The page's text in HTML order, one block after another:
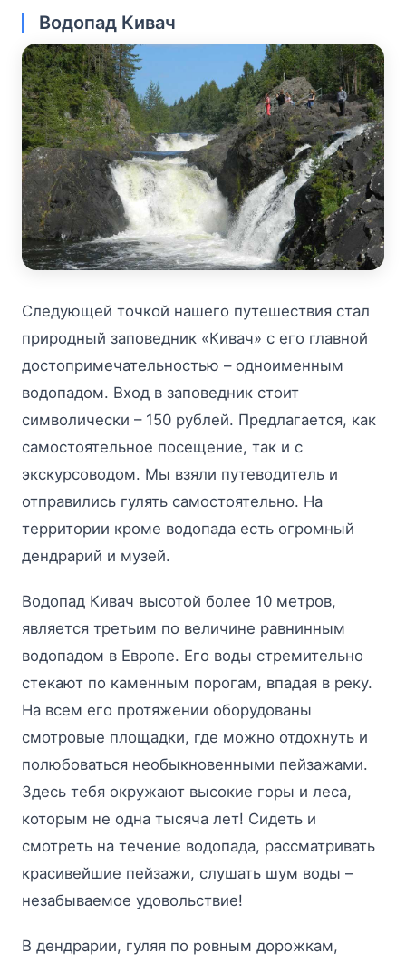
Водопад Кивач
Следующей точкой нашего путешествия стал
природный заповедник «Кивач» с его главной
достопримечательностью – одноименным
водопадом. Вход в заповедник стоит
символически – 150 рублей. Предлагается, как
самостоятельное посещение, так и с
экскурсоводом. Мы взяли путеводитель и
отправились гулять самостоятельно. На
территории кроме водопада есть огромный
дендрарий и музей.
Водопад Кивач высотой более 10 метров,
является третьим по величине равнинным
водопадом в Европе. Его воды стремительно
стекают по каменным порогам, впадая в реку.
На всем его протяжении оборудованы
смотровые площадки, где можно отдохнуть и
полюбоваться необыкновенными пейзажами.
Здесь тебя окружают высокие горы и леса,
которым не одна тысяча лет! Сидеть и
смотреть на течение водопада, рассматривать
красивейшие пейзажи, слушать шум воды –
незабываемое удовольствие!
В дендрарии, гуляя по ровным дорожкам,